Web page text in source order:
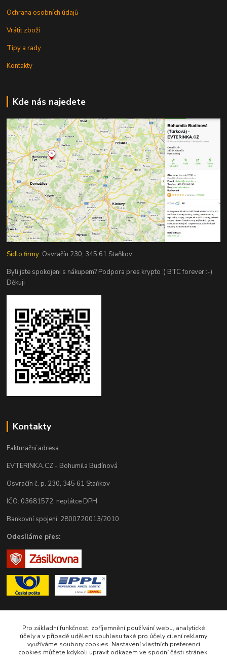
Ochrana osobních údajů
Vrátit zboží
Tipy a rady
Kontakty
Kde nás najedete
Sídlo firmy: Osvračín 230, 345 61 Staňkov
Byli jste spokojeni s nákupem? Podpora pres krypto :) BTC forever :-)
Děkuji
Kontakty
Fakturační adresa:
EVTERINKA.CZ - Bohumila Budínová
Osvračín č. p. 230, 345 61 Staňkov
IČO: 03681572, neplátce DPH
Bankovní spojení: 2800720013/2010
Odesíláme přes:
Zákaznická podpora eshopu EVTERINKA.CZ
Pro základní funkčnost, zpříjemnění používání webu, analytické
účely a v případě udělení souhlasu také pro účely cílení reklamy
využíváme soubory cookies. Nastavení vlastních preferencí
cookies můžete kdykoli upravit odkazem ve spodní části stránek.